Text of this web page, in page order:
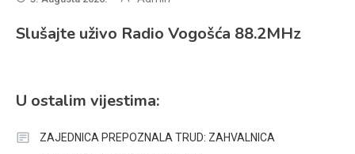
Slušajte uživo Radio Vogošća 88.2MHz
U ostalim vijestima:
ZAJEDNICA PREPOZNALA TRUD: ZAHVALNICA